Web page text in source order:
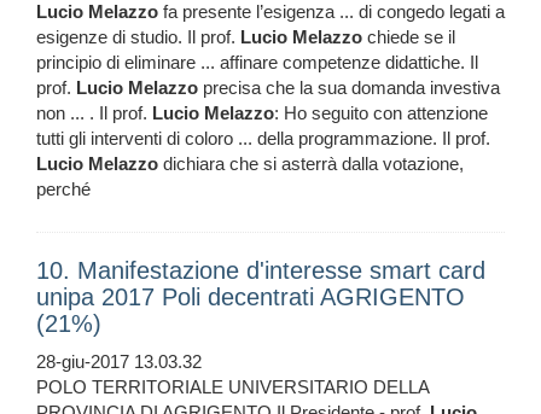
Lucio Melazzo fa presente l’esigenza ... di congedo legati a
esigenze di studio. Il prof. Lucio Melazzo chiede se il
principio di eliminare ... affinare competenze didattiche. Il
prof. Lucio Melazzo precisa che la sua domanda investiva
non ... . Il prof. Lucio Melazzo: Ho seguito con attenzione
tutti gli interventi di coloro ... della programmazione. Il prof.
Lucio Melazzo dichiara che si asterrà dalla votazione,
perché
10. Manifestazione d'interesse smart card
unipa 2017 Poli decentrati AGRIGENTO
(21%)
28-giu-2017 13.03.32
POLO TERRITORIALE UNIVERSITARIO DELLA